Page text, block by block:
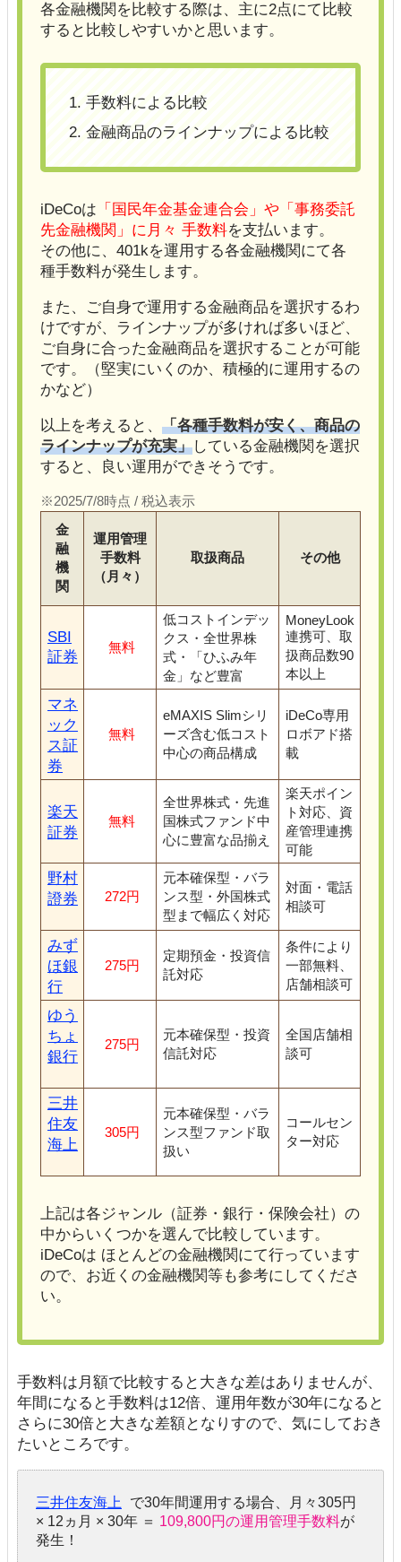
各金融機関を比較する際は、主に2点にて比較
すると比較しやすいかと思います。
手数料による比較
金融商品のラインナップによる比較
iDeCoは 「国民年金基金連合会」や「事務委託
先金融機関」に月々 手数料を支払います。
その他に、401kを運用する各金融機関にて各
種手数料が発生します。
また、ご自身で運用する金融商品を選択するわ
けですが、ラインナップが多ければ多いほど、
ご自身に合った金融商品を選択することが可能
です。（堅実にいくのか、積極的に運用するの
かなど）
以上を考えると、 「各種手数料が安く、商品の
ラインナップが充実」している金融機関を選択
すると、良い運用ができそうです。
※2025/7/8時点 / 税込表示
金
融
機
関
運用管理
手数料
（月々）
取扱商品 その他
SBI
証券
無料
低コストインデッ
クス・全世界株
式・「ひふみ年
金」など豊富
MoneyLook
連携可、取
扱商品数90
本以上
マネ
ック
ス証
券
無料
eMAXIS Slimシリ
ーズ含む低コスト
中心の商品構成
iDeCo専用
ロボアド搭
載
楽天
証券
無料
全世界株式・先進
国株式ファンド中
心に豊富な品揃え
楽天ポイン
ト対応、資
産管理連携
可能
野村
證券
272円
元本確保型・バラ
ンス型・外国株式
型まで幅広く対応
対面・電話
相談可
みず
ほ銀
行
275円
定期預金・投資信
託対応
条件により
一部無料、
店舗相談可
ゆう
ちょ
銀行
275円
元本確保型・投資
信託対応
全国店舗相
談可
三井
住友
海上
305円
元本確保型・バラ
ンス型ファンド取
扱い
コールセン
ター対応
上記は各ジャンル（証券・銀行・保険会社）の
中からいくつかを選んで比較しています。
iDeCoは ほとんどの金融機関にて行っています
ので、お近くの金融機関等も参考にしてくださ
い。
手数料は月額で比較すると大きな差はありませんが、
年間になると手数料は12倍、運用年数が30年になると
さらに30倍と大きな差額となりすので、気にしておき
たいところです。
三井住友海上
で30年間運用する場合、月々305円
× 12ヵ月 × 30年 ＝ 109,800円の運用管理手数料が
発生！